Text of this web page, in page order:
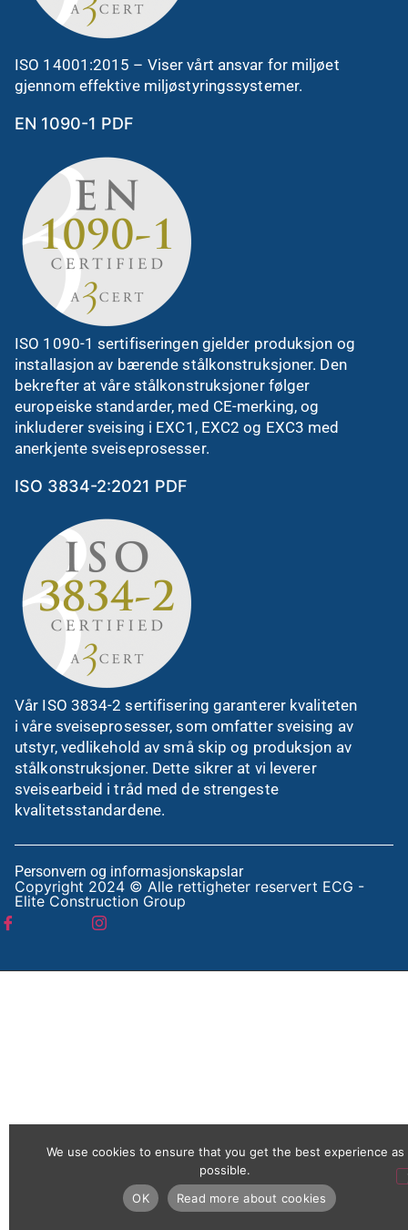
ISO 14001:2015 – Viser vårt ansvar for miljøet
gjennom effektive miljøstyringssystemer.
EN 1090-1 PDF
ISO 1090-1 sertifiseringen gjelder produksjon og
installasjon av bærende stålkonstruksjoner. Den
bekrefter at våre stålkonstruksjoner følger
europeiske standarder, med CE-merking, og
inkluderer sveising i EXC1, EXC2 og EXC3 med
anerkjente sveiseprosesser.
ISO 3834-2:2021 PDF
Vår ISO 3834-2 sertifisering garanterer kvaliteten
i våre sveiseprosesser, som omfatter sveising av
utstyr, vedlikehold av små skip og produksjon av
stålkonstruksjoner. Dette sikrer at vi leverer
sveisearbeid i tråd med de strengeste
kvalitetsstandardene.
Personvern og informasjonskapslar
Copyright 2024 © Alle rettigheter reservert ECG -
Elite Construction Group
We use cookies to ensure that you get the best experience as
possible.
OK
Read more about cookies